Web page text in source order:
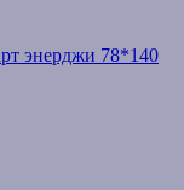
энерджи 78*140